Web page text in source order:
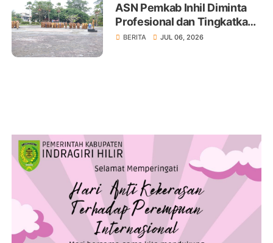
ASN Pemkab Inhil Diminta
Profesional dan Tingkatkan
Pelayanan Publik
BERITA JUL 06, 2026